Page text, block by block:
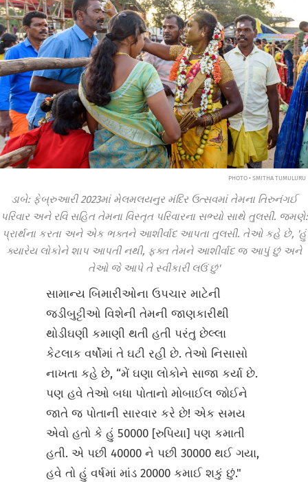
PHOTO • SMITHA TUMULURU
ડાબે: ફેબ્રુઆરી 2023માં મેલમલયનુર મંદિર ઉત્સવમાં તેમના તિરુનંગઈ
પરિવાર અને રવિ સહિત તેમના વિસ્તૃત પરિવારના સભ્યો સાથે તુલસી. જમણે:
પ્રાર્થના કરતા અને એક ભક્તને આશીર્વાદ આપતા તુલસી. તેઓ કહે છે, 'હું
ક્યારેય લોકોને શાપ આપતી નથી, ફક્ત તેમને આશીર્વાદ જ આપું છું અને
તેઓ જે આપે તે સ્વીકારી લઉં છું'
સામાન્ય બિમારીઓના ઉપચાર માટેની
જડીબુટ્ટીઓ વિશેની તેમની જાણકારીથી
થોડીઘણી કમાણી થતી હતી પરંતુ છેલ્લા
કેટલાક વર્ષોમાં તે ઘટી રહી છે. તેઓ નિસાસો
નાખતા કહે છે, “મેં ઘણા લોકોને સાજા કર્યા છે.
પણ હવે તેઓ બધા પોતાનો મોબાઈલ જોઈને
જાતે જ પોતાની સારવાર કરે છે! એક સમય
એવો હતો કે હું 50000 [રુપિયા] પણ કમાતી
હતી. એ પછી 40000 ને પછી 30000 થઈ ગયા,
હવે તો હું વર્ષમાં માંડ 20000 કમાઈ શકું છું."